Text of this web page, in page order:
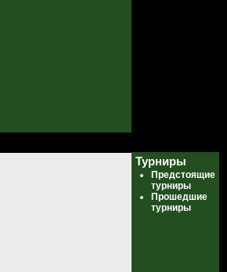
Турниры
Предстоящие
турниры
Прошедшие
турниры